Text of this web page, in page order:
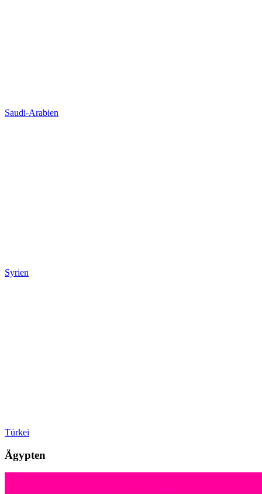
Saudi-Arabien
Syrien
Türkei
Ägypten